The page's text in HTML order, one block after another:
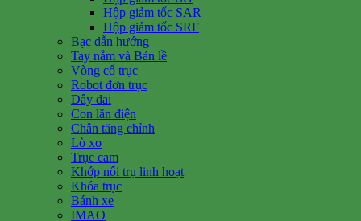
Hộp giảm tốc SAR
Hộp giảm tốc SRF
Bạc dẫn hướng
Tay nắm và Bản lề
Vòng cổ trục
Robot đơn trục
Dây đai
Con lăn điện
Chân tăng chỉnh
Lò xo
Trục cam
Khớp nối trụ linh hoạt
Khóa trục
Bánh xe
IMAO